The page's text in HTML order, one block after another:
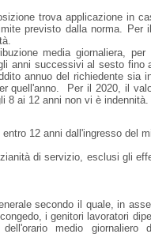
trova applicazione in
previsto dalla norma. Per
media giornaliera, per
anni successivi al sesto fino
annuo del richiedente sia
quell'anno.
Per il 2020, il
8 ai 12 anni non vi è indennità.
12 anni dall'ingresso del
di servizio, esclusi gli
secondo il quale, in
i genitori lavoratori
medio giornaliero